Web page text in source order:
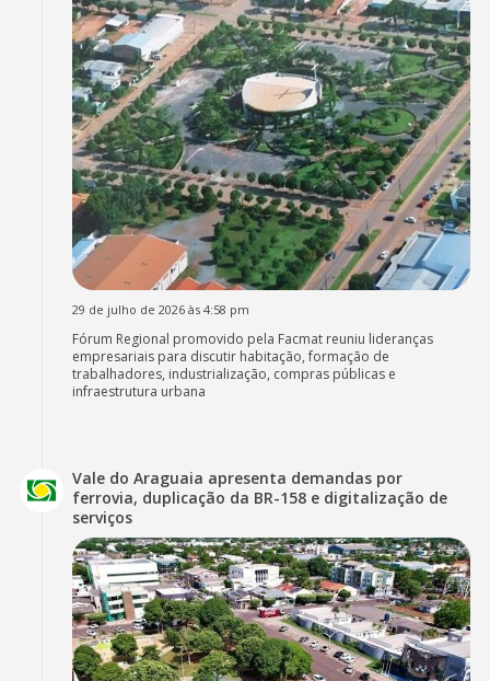
29 de julho de 2026 às 4:58 pm
Fórum Regional promovido pela Facmat reuniu lideranças
empresariais para discutir habitação, formação de
trabalhadores, industrialização, compras públicas e
infraestrutura urbana
Vale do Araguaia apresenta demandas por
ferrovia, duplicação da BR-158 e digitalização de
serviços